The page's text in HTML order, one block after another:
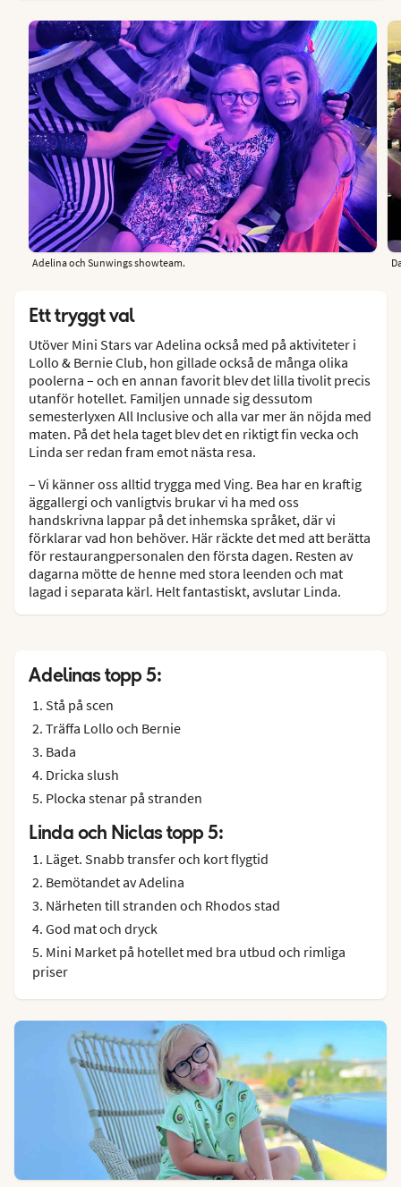
Adelina och Sunwings showteam.
Ett tryggt val
Utöver Mini Stars var Adelina också med på aktiviteter i
Lollo & Bernie Club, hon gillade också de många olika
poolerna – och en annan favorit blev det lilla tivolit precis
utanför hotellet. Familjen unnade sig dessutom
semesterlyxen All Inclusive och alla var mer än nöjda med
maten. På det hela taget blev det en riktigt fin vecka och
Linda ser redan fram emot nästa resa.
– Vi känner oss alltid trygga med Ving. Bea har en kraftig
äggallergi och vanligtvis brukar vi ha med oss
handskrivna lappar på det inhemska språket, där vi
förklarar vad hon behöver. Här räckte det med att berätta
för restaurangpersonalen den första dagen. Resten av
dagarna mötte de henne med stora leenden och mat
lagad i separata kärl. Helt fantastiskt, avslutar Linda.
Adelinas topp 5:
Stå på scen
Träffa Lollo och Bernie
Bada
Dricka slush
Plocka stenar på stranden
Linda och Niclas topp 5:
Läget. Snabb transfer och kort flygtid
Bemötandet av Adelina
Närheten till stranden och Rhodos stad
God mat och dryck
Mini Market på hotellet med bra utbud och rimliga
priser